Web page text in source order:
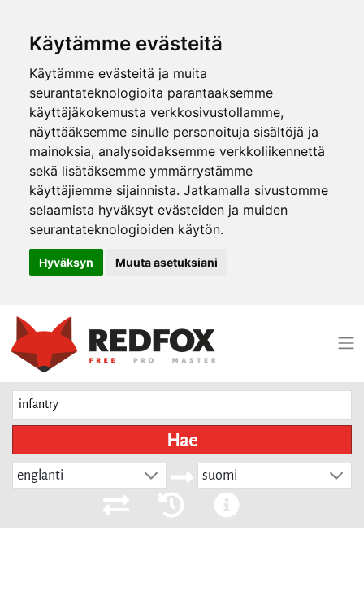
Käytämme evästeitä
Käytämme evästeitä ja muita
seurantateknologioita parantaaksemme
käyttäjäkokemusta verkkosivustollamme,
näyttääksemme sinulle personoituja sisältöjä ja
mainoksia, analysoidaksemme verkkoliikennettä
sekä lisätäksemme ymmärrystämme
käyttäjiemme sijainnista. Jatkamalla sivustomme
selaamista hyväksyt evästeiden ja muiden
seurantateknologioiden käytön.
Hyväksyn Muuta asetuksiani
Hae
englanti suomi